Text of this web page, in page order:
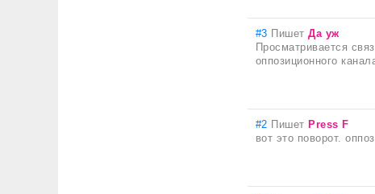
#3 ПишетДа уж
Просматривается
оппозиционного
#2 ПишетPress F
вот это поворот.